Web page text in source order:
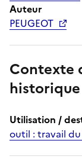
Auteur
PEUGEOT
Contexte
historique
Utilisation /
outil : travail